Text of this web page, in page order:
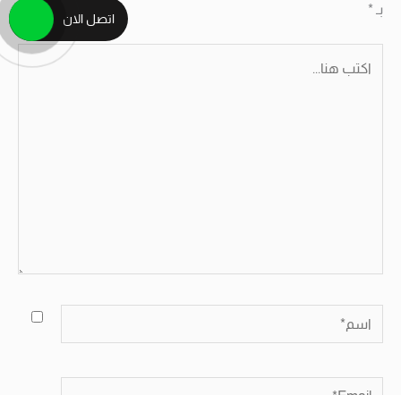
بـ *
اسم*
Email*
اتصل الان